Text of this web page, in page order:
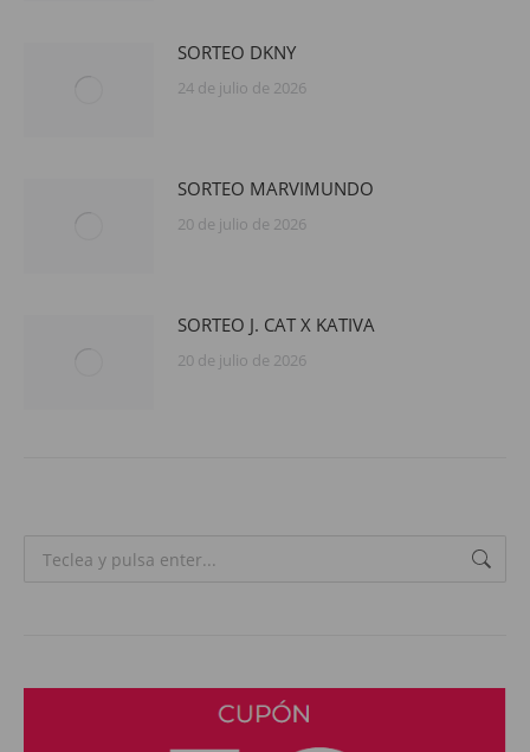
SORTEO DKNY
24 de julio de 2026
SORTEO MARVIMUNDO
20 de julio de 2026
SORTEO J. CAT X KATIVA
20 de julio de 2026
Search: